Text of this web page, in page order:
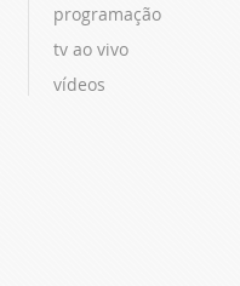
programação
tv ao vivo
vídeos